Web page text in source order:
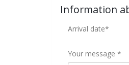
Information
Arrival date*
Your message *